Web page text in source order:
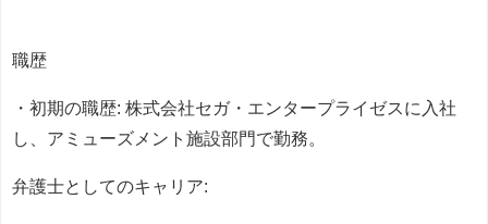
職歴
・初期の職歴: 株式会社セガ・エンタープライゼスに入社
し、アミューズメント施設部門で勤務。
弁護士としてのキャリア: